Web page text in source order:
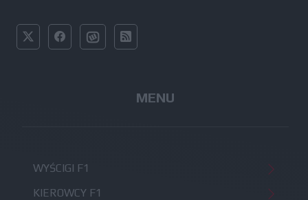
MENU
WYŚCIGI F1
KIEROWCY F1